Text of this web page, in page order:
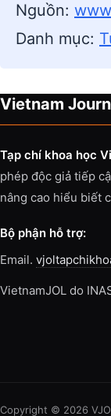
Nguồn:
Danh mục:
Vietnam
Tạp chí khoa học
phép độc giả tiếp
nâng cao hiểu biết
Bộ phận hỗ trợ:
Email.
VietnamJOL do
Copyright © 2026